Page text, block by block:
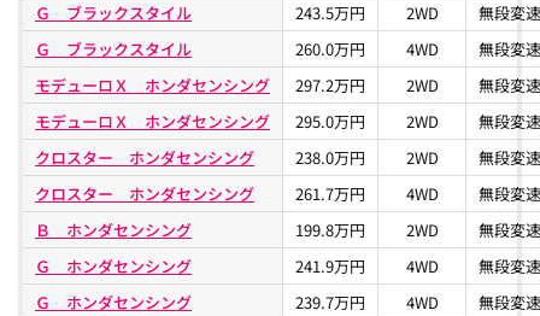
Ｇ ブラックスタイル
243.5万円 2WD
無段変
Ｇ ブラックスタイル
260.0万円 4WD
無段変
モデューロＸ ホンダセンシング
297.2万円 2WD
無段変
モデューロＸ ホンダセンシング
295.0万円 2WD
無段変
クロスター ホンダセンシング
238.0万円 2WD
無段変
クロスター ホンダセンシング
261.7万円 4WD
無段変
Ｂ ホンダセンシング
199.8万円 2WD
無段変
Ｇ ホンダセンシング
241.9万円 4WD
無段変
Ｇ ホンダセンシング
239.7万円 4WD
無段変